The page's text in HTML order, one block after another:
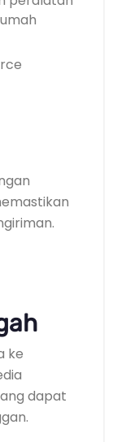
ke
dapat